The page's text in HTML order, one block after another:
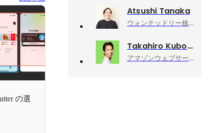
の選
Atsushi Tanaka
ウォンテッドリー株式会社, インフラエンジニア
Takahiro Kubo
アマゾンウェブサービスジャパン合同会社, Developer Relations Machine Learning